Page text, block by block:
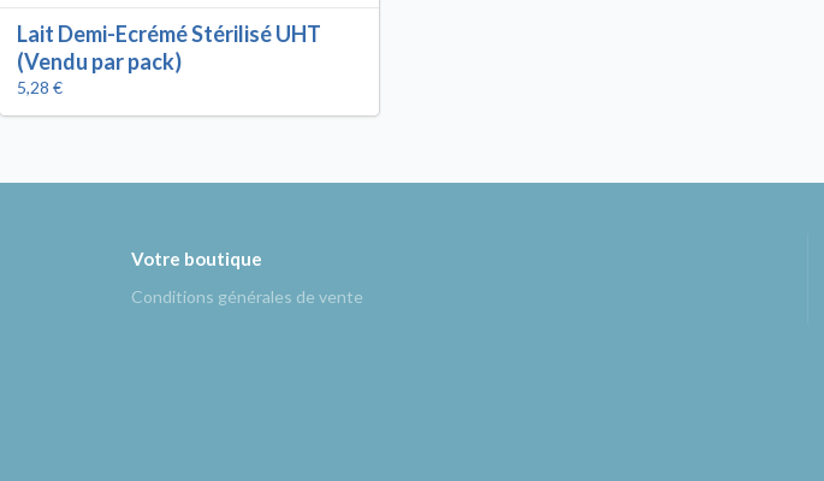
Lait Demi-Ecrémé Stérilisé UHT
(Vendu par pack)
5,28 €
Votre boutique
Conditions générales de vente